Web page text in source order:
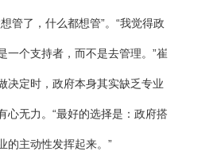
管了，什么都想管”。“我觉得政
一个支持者，而不是去管理。”崔
决定时，政府本身其实缺乏专业
心无力。“最好的选择是：政府搭
的主动性发挥起来。”